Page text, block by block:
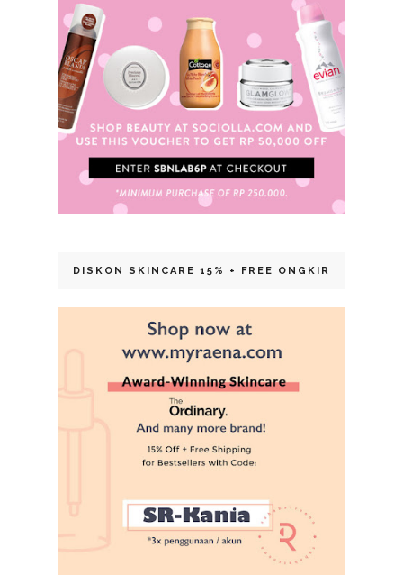
DISKON SKINCARE 15% + FREE ONGKIR